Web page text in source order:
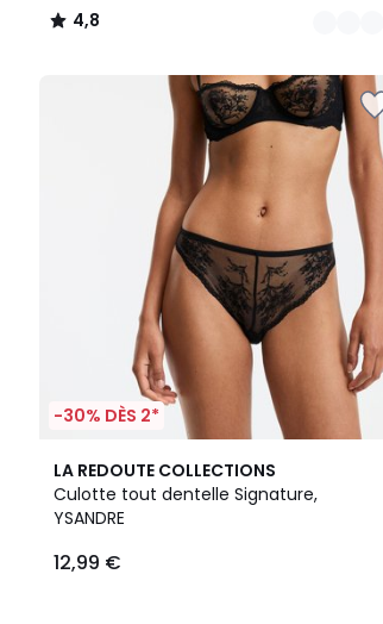
4,8
/
-30% DÈS 2*
LA REDOUTE COLLECTIONS
Culotte tout dentelle Signature,
YSANDRE
12,99 €
4
/
5
2
Couleurs